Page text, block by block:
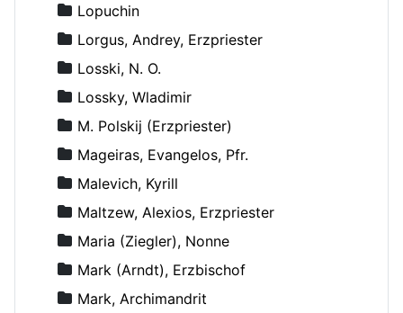
Lopuchin
Lorgus, Andrey, Erzpriester
Losski, N. O.
Lossky, Wladimir
M. Polskij (Erzpriester)
Mageiras, Evangelos, Pfr.
Malevich, Kyrill
Maltzew, Alexios, Erzpriester
Maria (Ziegler), Nonne
Mark (Arndt), Erzbischof
Mark, Archimandrit